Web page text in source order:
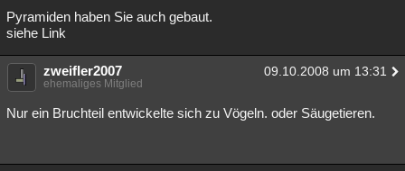
Pyramiden haben Sie auch gebaut.
siehe Link
zweifler2007 09.10.2008 um 13:31
ehemaliges Mitglied
Nur ein Bruchteil entwickelte sich zu Vögeln. oder Säugetieren.